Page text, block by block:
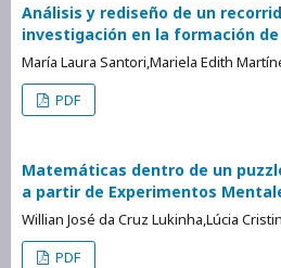
Análisis y rediseño de un
investigación en la formación
María Laura Santori,Mariela Edith
PDF
Matemáticas dentro de un
a partir de Experimentos
Willian José da Cruz Lukinha,Lúcia
PDF